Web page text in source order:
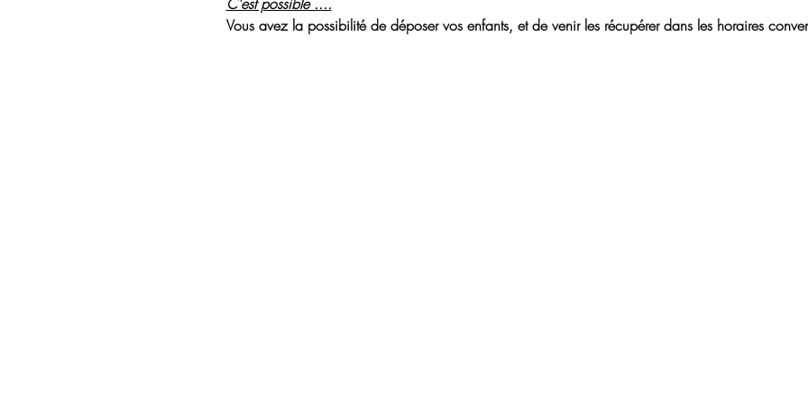
Vous avez la possibilité de déposer vos enfants, et de venir les récupérer dans les horaires